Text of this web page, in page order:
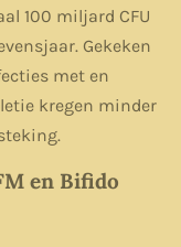
100 miljard CFU
Gekeken
met en
kregen minder
en Bifido